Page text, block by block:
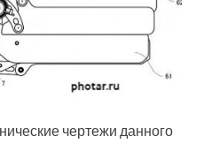
чертежи данного